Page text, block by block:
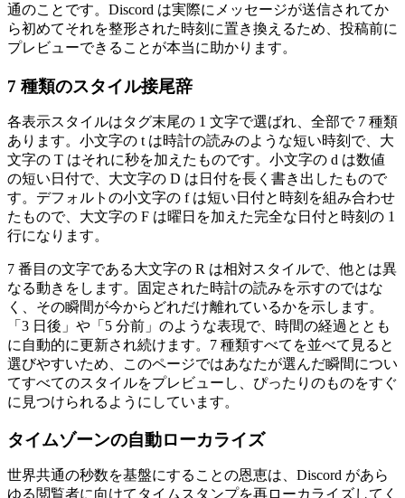
通のことです。Discord は実際にメッセージが送信されてか
ら初めてそれを整形された時刻に置き換えるため、投稿前に
プレビューできることが本当に助かります。
7 種類のスタイル接尾辞
各表示スタイルはタグ末尾の 1 文字で選ばれ、全部で 7 種類
あります。小文字の t は時計の読みのような短い時刻で、大
文字の T はそれに秒を加えたものです。小文字の d は数値
の短い日付で、大文字の D は日付を長く書き出したもので
す。デフォルトの小文字の f は短い日付と時刻を組み合わせ
たもので、大文字の F は曜日を加えた完全な日付と時刻の 1
行になります。
7 番目の文字である大文字の R は相対スタイルで、他とは異
なる動きをします。固定された時計の読みを示すのではな
く、その瞬間が今からどれだけ離れているかを示します。
「3 日後」や「5 分前」のような表現で、時間の経過ととも
に自動的に更新され続けます。7 種類すべてを並べて見ると
選びやすいため、このページではあなたが選んだ瞬間につい
てすべてのスタイルをプレビューし、ぴったりのものをすぐ
に見つけられるようにしています。
タイムゾーンの自動ローカライズ
世界共通の秒数を基盤にすることの恩恵は、Discord があら
ゆる閲覧者に向けてタイムスタンプを再ローカライズしてく